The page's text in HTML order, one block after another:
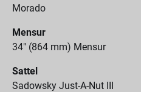
Morado
Mensur
34" (864 mm) Mensur
Sattel
Sadowsky Just-A-Nut III